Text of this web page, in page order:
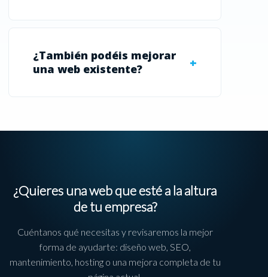
¿También podéis mejorar
una web existente?
¿Quieres una web que esté a la altura
de tu empresa?
Cuéntanos qué necesitas y revisaremos la mejor
forma de ayudarte: diseño web, SEO,
mantenimiento, hosting o una mejora completa de tu